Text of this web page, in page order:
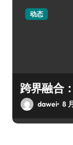
动态
跨界融合
dawei 8